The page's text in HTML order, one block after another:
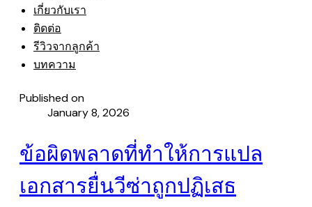
เกี่ยวกับเรา
ติดต่อ
รีวิวจากลูกค้า
บทความ
Published on
January 8, 2026
ข้อผิดพลาดที่ทำให้การแปล
เอกสารยื่นวีซ่าถูกปฏิเสธ